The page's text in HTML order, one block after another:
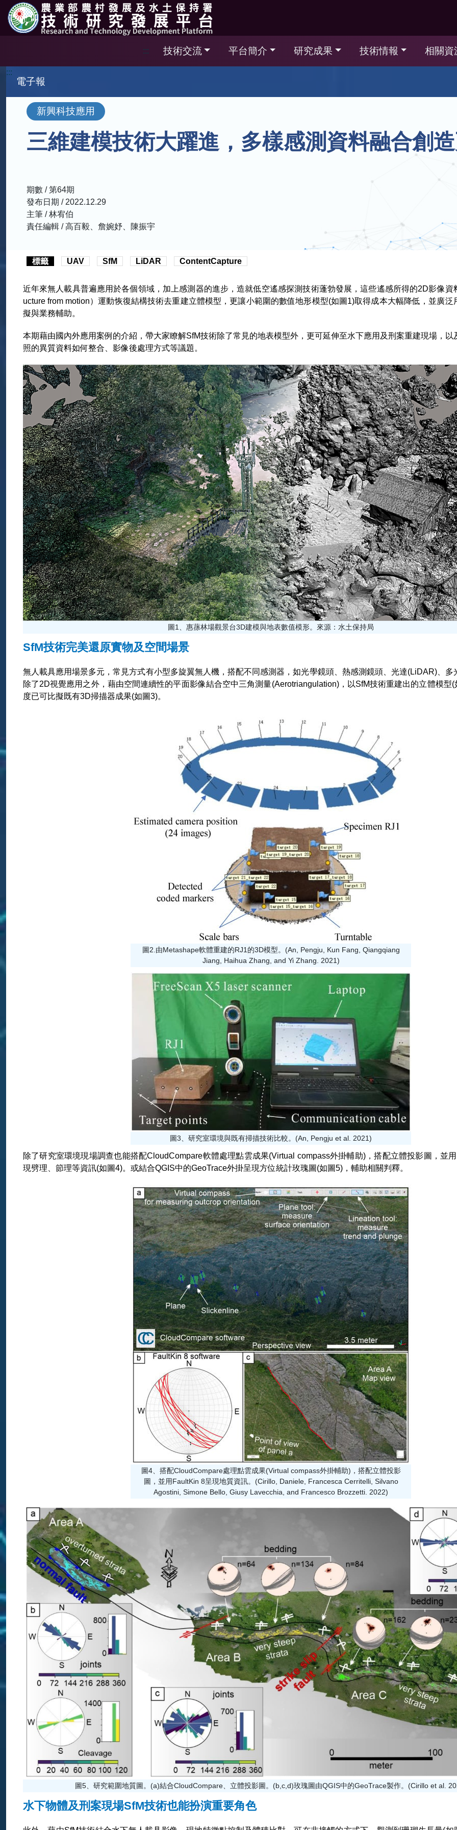
跳到主要內容區塊
::: 技術交流 平台簡介 研究成果 技術情報 相關資
:::
電子報
新興科技應用
三維建模技術大躍進，多樣感測資料融合創
期數 / 第64期
發布日期 / 2022.12.29
主筆 / 林宥伯
責任編輯 / 高百毅、詹婉妤、陳振宇
標籤 UAV SfM LiDAR ContentCapture
近年來無人載具普遍應用於各個領域，加上感測器的進步，造就低空遙感探測技術蓬勃發展，這些遙感所得的2D影像資
ucture from motion）運動恢復結構技術去重建立體模型，更讓小範圍的數值地形模型(如圖1)取得成本大幅降低，並廣泛
擬與業務輔助。
本期藉由國內外應用案例的介紹，帶大家瞭解SfM技術除了常見的地表模型外，更可延伸至水下應用及刑案重建現場，以
照的異質資料如何整合、影像後處理方式等議題。
圖1、惠蓀林場觀景台3D建模與地表數值模形。來源：水土保持局
SfM技術完美還原實物及空間場景
無人載具應用場景多元，常見方式有小型多旋翼無人機，搭配不同感測器，如光學鏡頭、熱感測鏡頭、光達(LiDAR)、多
除了2D視覺應用之外，藉由空間連續性的平面影像結合空中三角測量(Aerotriangulation)，以SfM技術重建出的立體模型
度已可比擬既有3D掃描器成果(如圖3)。
圖2.由Metashape軟體重建的RJ1的3D模型。(An, Pengju, Kun Fang, Qiangqiang
Jiang, Haihua Zhang, and Yi Zhang. 2021)
圖3、研究室環境與既有掃描技術比較。(An, Pengju et al. 2021)
除了研究室環境現場調查也能搭配CloudCompare軟體處理點雲成果(Virtual compass外掛輔助)，搭配立體投影圖，並
現劈理、節理等資訊(如圖4)。或結合QGIS中的GeoTrace外掛呈現方位統計玫瑰圖(如圖5)，輔助相關判釋。
圖4、搭配CloudCompare處理點雲成果(Virtual compass外掛輔助)，搭配立體投影
圖，並用FaultKin 8呈現地質資訊。(Cirillo, Daniele, Francesca Cerritelli, Silvano
Agostini, Simone Bello, Giusy Lavecchia, and Francesco Brozzetti. 2022)
圖5、研究範圍地質圖。(a)結合CloudCompare、立體投影圖。(b,c,d)玫瑰圖由QGIS中的GeoTrace製作。(Cirillo et al.
水下物體及刑案現場SfM技術也能扮演重要角色